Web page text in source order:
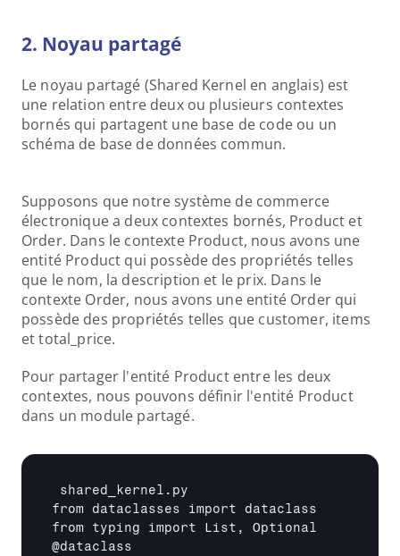
2. Noyau partagé
Le noyau partagé (Shared Kernel en anglais) est
une relation entre deux ou plusieurs contextes
bornés qui partagent une base de code ou un
schéma de base de données commun.
Supposons que notre système de commerce
électronique a deux contextes bornés, Product et
Order. Dans le contexte Product, nous avons une
entité Product qui possède des propriétés telles
que le nom, la description et le prix. Dans le
contexte Order, nous avons une entité Order qui
possède des propriétés telles que customer, items
et total_price.
Pour partager l'entité Product entre les deux
contextes, nous pouvons définir l'entité Product
dans un module partagé.
shared_kernel.py
from dataclasses import dataclass
from typing import List, Optional
@dataclass